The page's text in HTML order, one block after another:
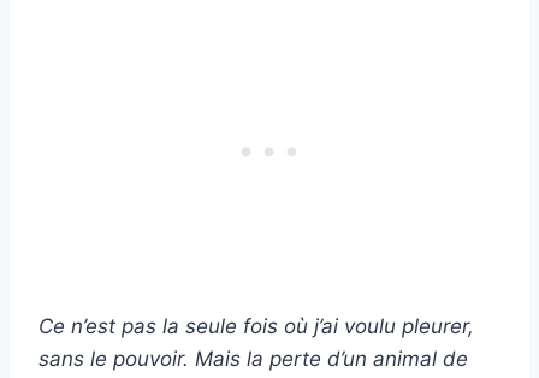
Ce n’est pas la seule fois où j’ai voulu pleurer,
sans le pouvoir. Mais la perte d’un animal de